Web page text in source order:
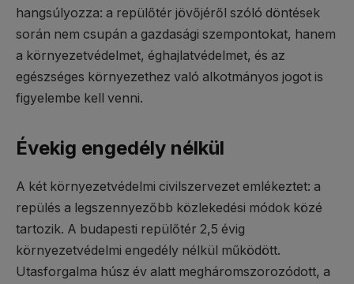
hangsúlyozza: a repülőtér jövőjéről szóló döntések
során nem csupán a gazdasági szempontokat, hanem
a környezetvédelmet, éghajlatvédelmet, és az
egészséges környezethez való alkotmányos jogot is
figyelembe kell venni.
Évekig engedély nélkül
A két környezetvédelmi civilszervezet emlékeztet: a
repülés a legszennyezőbb közlekedési módok közé
tartozik. A budapesti repülőtér 2,5 évig
környezetvédelmi engedély nélkül működött.
Utasforgalma húsz év alatt megháromszorozódott, a